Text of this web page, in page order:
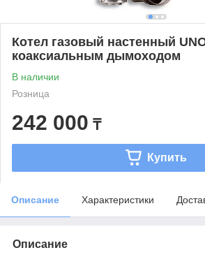
Котел газовый настенный
коаксиальным дымоходом
В наличии
Розница
242 000 ₸
Купить
Описание Характеристики
Описание